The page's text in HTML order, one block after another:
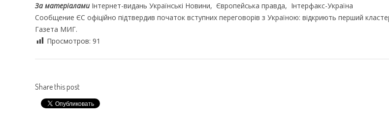
За матеріалами Інтернет-видань Українські Новини, Європейська правда, Інтерфакс-Україна
Сообщение ЄС офіційно підтвердив початок вступних переговорів з Україною: відкриють перший
Газета МИГ.
Просмотров: 91
Share this post